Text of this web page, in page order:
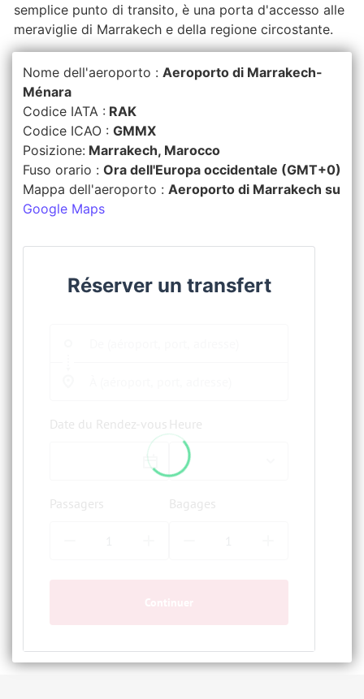
semplice punto di transito, è una porta d'accesso alle
meraviglie di Marrakech e della regione circostante.
Nome dell'aeroporto : Aeroporto di Marrakech-
Ménara
Codice IATA : RAK
Codice ICAO : GMMX
Posizione: Marrakech, Marocco
Fuso orario : Ora dell'Europa occidentale (GMT+0)
Mappa dell'aeroporto : Aeroporto di Marrakech su
Google Maps
Réserver un transfert
Date du Rendez-vous Heure
Passagers Bagages